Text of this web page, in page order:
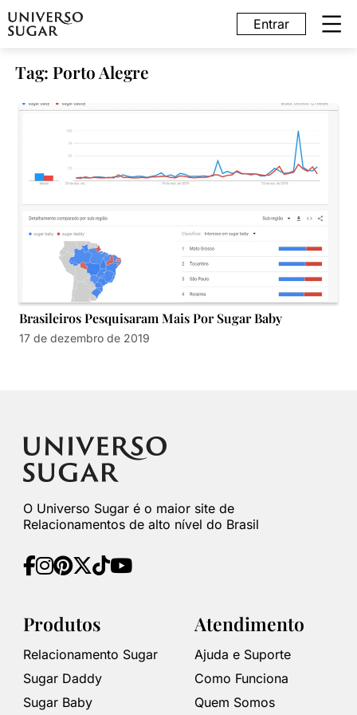
Entrar
Tag: Porto Alegre
Brasileiros Pesquisaram Mais Por Sugar Baby
17 de dezembro de 2019
O Universo Sugar é o maior site de
Relacionamentos de alto nível do Brasil
Produtos
Relacionamento Sugar
Sugar Daddy
Sugar Baby
Atendimento
Ajuda e Suporte
Como Funciona
Quem Somos